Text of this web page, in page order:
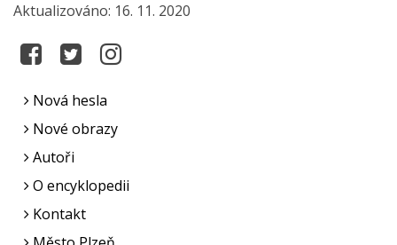
Aktualizováno: 16. 11. 2020
Nová hesla
Nové obrazy
Autoři
O encyklopedii
Kontakt